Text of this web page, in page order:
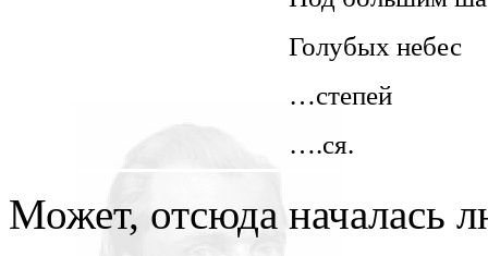
подсознаний в
то, знаемом и рожденном
нигде уточнять и
Голубых небес
…степей
….ся.
Может, отсюда началась